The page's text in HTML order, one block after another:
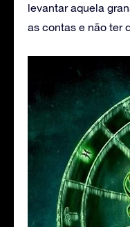
levantar aquela
as contas e não ter